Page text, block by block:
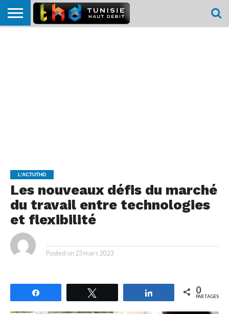
L'ACTUTHD
Les nouveaux défis du marché
du travail entre technologies
et flexibilité
Posted on 23 mars 2023
Partagez 0
PARTAGES